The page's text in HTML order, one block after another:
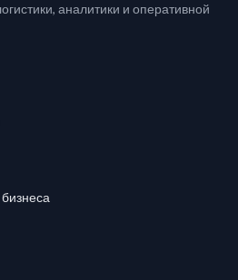
аналитики и оперативной